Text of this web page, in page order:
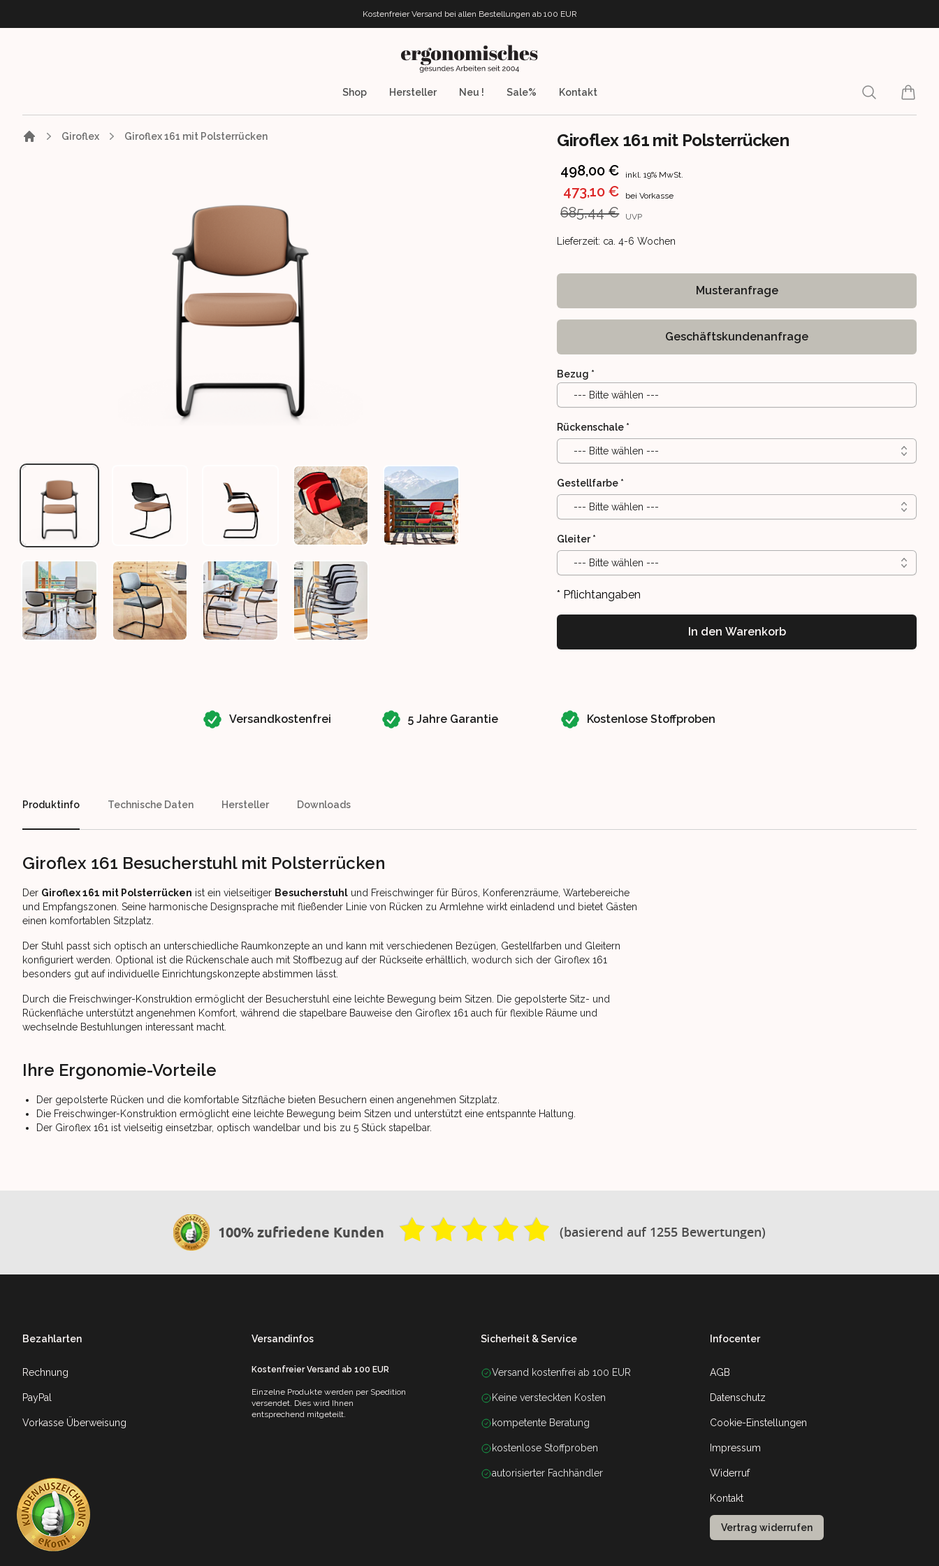
Kostenfreier Versand bei allen Bestellungen ab 100 EUR
ergonomisches.de
Shop Hersteller Neu ! Sale% Kontakt Search
items
Giroflex 161 mit Polsterrücken
Product information
498,00 € inkl. 19% MwSt.
473,10 € bei Vorkasse
685,44 € UVP
Product delivery information
Lieferzeit: ca. 4-6 Wochen
Giroflex Giroflex 161 mit Polsterrücken
GIROFLEX 161 MIT POLSTERRÜCKEN - KONFIGURATION (BEZUGSFARBE ZUR VERANSCHAULICHUNG)
GIROFLEX 161 MIT POLSTERRÜCKENGIROFLEX 161 MIT POLSTERRÜCKENGIROFLEX 161 MIT POLSTERRÜCKENGIROFLEX 161 MIT POLSTERRÜCKEN
GIROFLEX 161 MIT POLSTERRÜCKENGIROFLEX 161 MIT POLSTERRÜCKENGIROFLEX 161 MIT POLSTERRÜCKENGIROFLEX 161 MIT POLSTERRÜCKEN
Musteranfrage
Geschäftskundenanfrage
Bezug *
--- Bitte wählen ---
Rückenschale *
--- Bitte wählen ---
Gestellfarbe *
--- Bitte wählen ---
Gleiter *
--- Bitte wählen ---
* Pflichtangaben
In den Warenkorb
Versandkostenfrei 5 Jahre Garantie Kostenlose Stoffproben
Produktinfo Technische Daten Hersteller Downloads
Giroflex 161 Besucherstuhl mit Polsterrücken
Der Giroflex 161 mit Polsterrücken ist ein vielseitiger Besucherstuhl und Freischwinger für Büros, Konferenzräume, Wartebereiche
und Empfangszonen. Seine harmonische Designsprache mit fließender Linie von Rücken zu Armlehne wirkt einladend und bietet Gästen
einen komfortablen Sitzplatz.
Der Stuhl passt sich optisch an unterschiedliche Raumkonzepte an und kann mit verschiedenen Bezügen, Gestellfarben und Gleitern
konfiguriert werden. Optional ist die Rückenschale auch mit Stoffbezug auf der Rückseite erhältlich, wodurch sich der Giroflex 161
besonders gut auf individuelle Einrichtungskonzepte abstimmen lässt.
Durch die Freischwinger-Konstruktion ermöglicht der Besucherstuhl eine leichte Bewegung beim Sitzen. Die gepolsterte Sitz- und
Rückenfläche unterstützt angenehmen Komfort, während die stapelbare Bauweise den Giroflex 161 auch für flexible Räume und
wechselnde Bestuhlungen interessant macht.
Ihre Ergonomie-Vorteile
Der gepolsterte Rücken und die komfortable Sitzfläche bieten Besuchern einen angenehmen Sitzplatz.
Die Freischwinger-Konstruktion ermöglicht eine leichte Bewegung beim Sitzen und unterstützt eine entspannte Haltung.
Der Giroflex 161 ist vielseitig einsetzbar, optisch wandelbar und bis zu 5 Stück stapelbar.
100% zufriedene Kunden (basierend auf 1255 Bewertungen)
Bezahlarten
Rechnung
PayPal
Vorkasse Überweisung
Versandinfos
Kostenfreier Versand ab 100 EUR
Einzelne Produkte werden per Spedition
versendet. Dies wird Ihnen
entsprechend mitgeteilt.
Sicherheit & Service
Versand kostenfrei ab 100 EUR
Keine versteckten Kosten
kompetente Beratung
kostenlose Stoffproben
autorisierter Fachhändler
Infocenter
AGB
Datenschutz
Cookie-Einstellungen
Impressum
Widerruf
Kontakt
Vertrag widerrufen